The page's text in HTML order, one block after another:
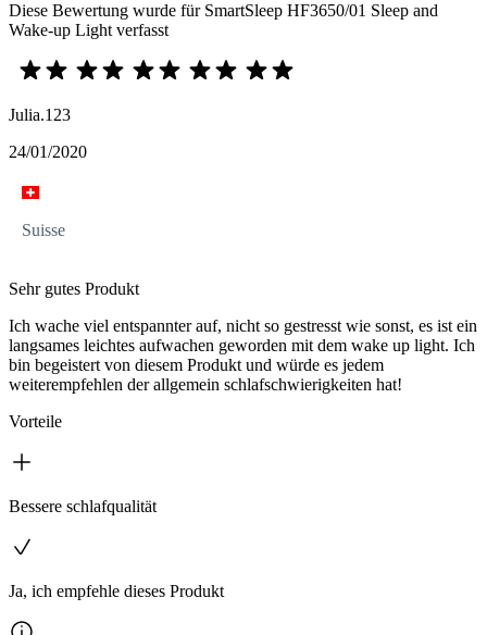
Diese Bewertung wurde für SmartSleep HF3650/01 Sleep and
Wake-up Light verfasst
Julia.123
24/01/2020
Suisse
Sehr gutes Produkt
Ich wache viel entspannter auf, nicht so gestresst wie sonst, es ist ein
langsames leichtes aufwachen geworden mit dem wake up light. Ich
bin begeistert von diesem Produkt und würde es jedem
weiterempfehlen der allgemein schlafschwierigkeiten hat!
Vorteile
Bessere schlafqualität
Ja, ich empfehle dieses Produkt